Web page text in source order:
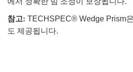
참고: TECHSPEC® Wedge Prism은
도 제공됩니다.